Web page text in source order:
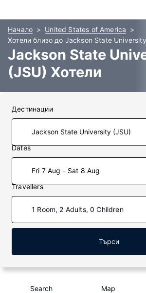
Начало
United States of America
Хотели близо до Jackson State
Jackson State
(JSU) Хотели
Дестинации
Dates
Fri 7 Aug - Sat 8 Aug
Travellers
1 Room, 2 Adults, 0 Children
Търси
Search Map